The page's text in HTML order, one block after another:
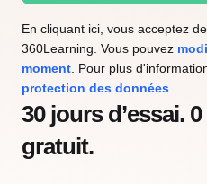
30 jours d’essai.
gratuit.
En cliquant ici, vous acceptez
360Learning. Vous pouvez
moment . Pour plus
protection des données